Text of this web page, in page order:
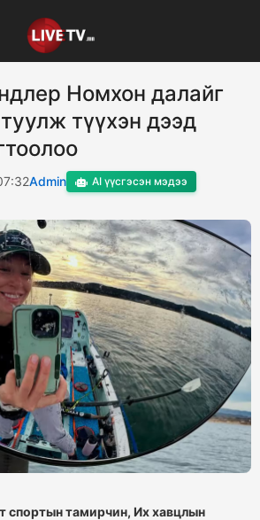
Номхон далайг
түүхэн дээд
Admin AI үүсгэсэн мэдээ
спортын тамирчин, Их хавцлын